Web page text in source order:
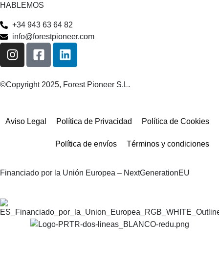
HABLEMOS
+34 943 63 64 82
info@forestpioneer.com
©Copyright 2025, Forest Pioneer S.L.
Aviso Legal Política de Privacidad Política de Cookies
Política de envíos Términos y condiciones
Financiado por la Unión Europea – NextGenerationEU